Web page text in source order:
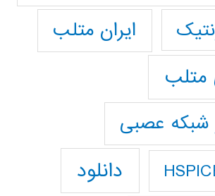
ایران متلب
متلب
شبکه عصبی
دانلود